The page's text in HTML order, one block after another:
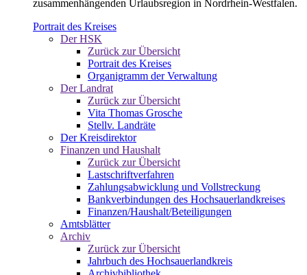
zusammenhängenden Urlaubsregion in Nordrhein-Westfalen.
Portrait des Kreises
Der HSK
Zurück zur Übersicht
Portrait des Kreises
Organigramm der Verwaltung
Der Landrat
Zurück zur Übersicht
Vita Thomas Grosche
Stellv. Landräte
Der Kreisdirektor
Finanzen und Haushalt
Zurück zur Übersicht
Lastschriftverfahren
Zahlungsabwicklung und Vollstreckung
Bankverbindungen des Hochsauerlandkreises
Finanzen/Haushalt/Beteiligungen
Amtsblätter
Archiv
Zurück zur Übersicht
Jahrbuch des Hochsauerlandkreis